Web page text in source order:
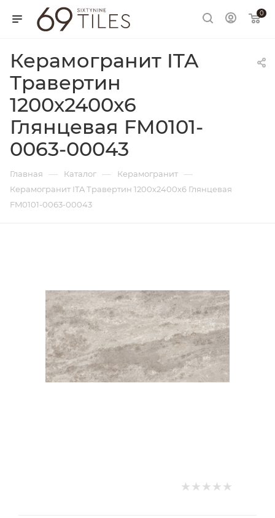
0
Керамогранит ITA
Травертин
1200х2400х6
Глянцевая FM0101-
0063-00043
Главная — Каталог — Керамогранит —
Керамогранит ITA Травертин 1200х2400х6 Глянцевая
FM0101-0063-00043